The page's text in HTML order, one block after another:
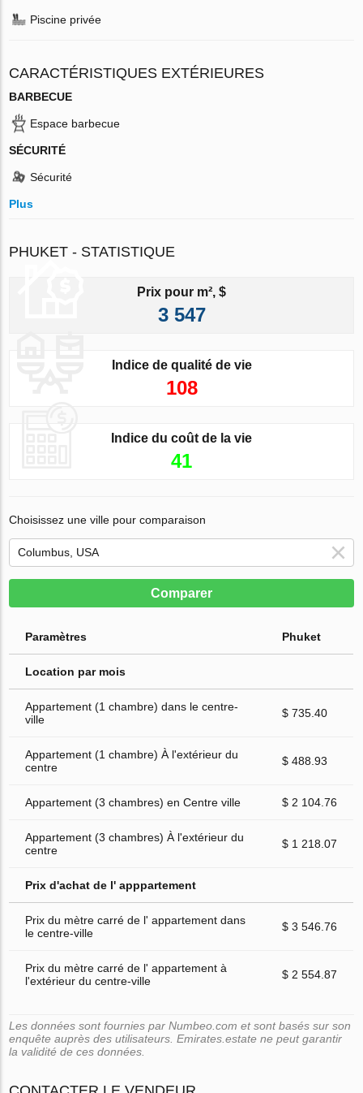
Piscine privée
CARACTÉRISTIQUES EXTÉRIEURES
BARBECUE
Espace barbecue
SÉCURITÉ
Sécurité
Plus
PHUKET - STATISTIQUE
Prix pour m², $
3 547
Indice de qualité de vie
108
Indice du coût de la vie
41
Choisissez une ville pour comparaison
Comparer
Paramètres Phuket
Location par mois
Appartement (1 chambre) dans le centre-
ville
$ 735.40
Appartement (1 chambre) À l'extérieur du
centre
$ 488.93
Appartement (3 chambres) en Centre ville $ 2 104.76
Appartement (3 chambres) À l'extérieur du
centre
$ 1 218.07
Prix d'achat de l' apppartement
Prix du mètre carré de l' appartement dans
le centre-ville
$ 3 546.76
Prix du mètre carré de l' appartement à
l'extérieur du centre-ville
$ 2 554.87
Les données sont fournies par Numbeo.com et sont basés sur son
enquête auprès des utilisateurs. Emirates.estate ne peut garantir
la validité de ces données.